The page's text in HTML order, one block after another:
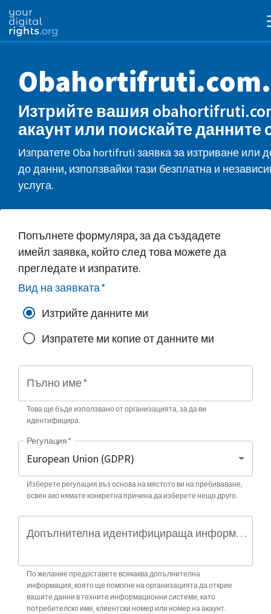
Изтрийте вашия
акаунт или поискайте данните
Изпратете Oba hortifruti заявка за изтриване или
до данни, използвайки тази безплатна и
услуга.
Попълнете формуляра, за да създадете
имейл заявка, който след това можете да
прегледате и изпратите.
Вид на заявката*
Изтрийте данните ми
Изпратете ми копие от данните ми
Пълно име*
Това ще бъде използвано от организацията, за да ви
идентифицира.
Регулация*
Изберете регулация въз основа на мястото ви на пребиваване,
освен ако нямате конкретна причина да изберете нещо друго.
Допълнителна идентифицираща информация (по избор)
По желание предоставете всякаква допълнителна
информация, която ще помогне на организацията да открие
вашите данни в техните информационни системи, като
потребителско име, клиентски номер или номер на акаунт.